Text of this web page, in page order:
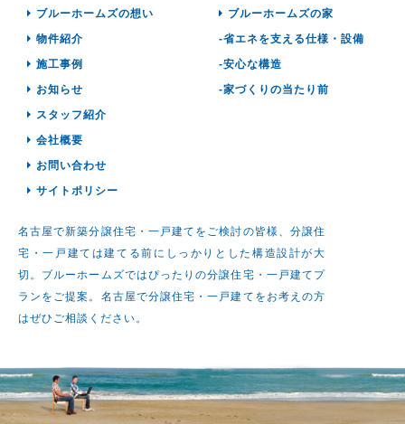
ブルーホームズの想い
物件紹介
施工事例
お知らせ
スタッフ紹介
ブルーホームズの家
-省エネを支える仕様・設備
-安心な構造
-家づくりの当たり前
会社概要
お問い合わせ
サイトポリシー
名古屋で新築分譲住宅・一戸建てをご検討の皆様、分譲住
宅・一戸建ては建てる前にしっかりとした構造設計が大
切。ブルーホームズではぴったりの分譲住宅・一戸建てプ
ランをご提案。名古屋で分譲住宅・一戸建てをお考えの方
はぜひご相談ください。